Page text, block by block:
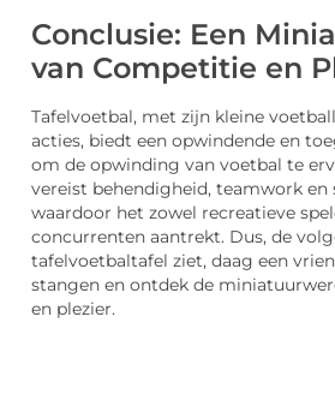
Conclusie: Een
van Competitie en
Tafelvoetbal, met zijn kleine
acties, biedt een opwindende en
om de opwinding van voetbal te
vereist behendigheid, teamwork en
waardoor het zowel recreatieve
concurrenten aantrekt. Dus, de
tafelvoetbaltafel ziet, daag een
stangen en ontdek de
en plezier.